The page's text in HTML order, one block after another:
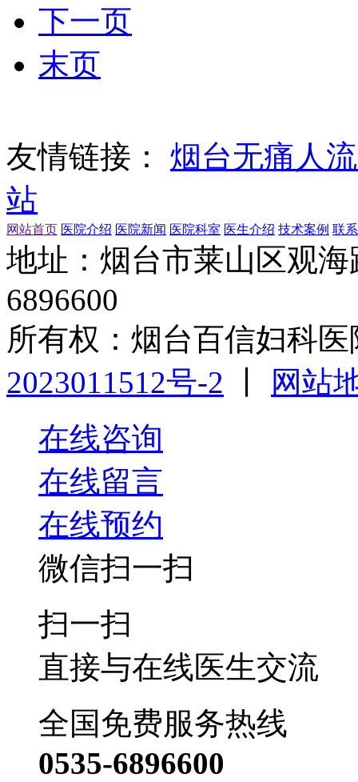
下一页
末页
友情链接：
烟台无痛人
站
网站首页 医院介绍 医院新闻 医院科室 医生介绍 技术案例 联
地址：烟台市莱山区观
6896600
所有权：烟台百信妇科
2023011512号-2
网站
在线咨询
在线留言
在线预约
微信扫一扫
扫一扫
直接与在线医生交流
全国免费服务热线
0535-6896600